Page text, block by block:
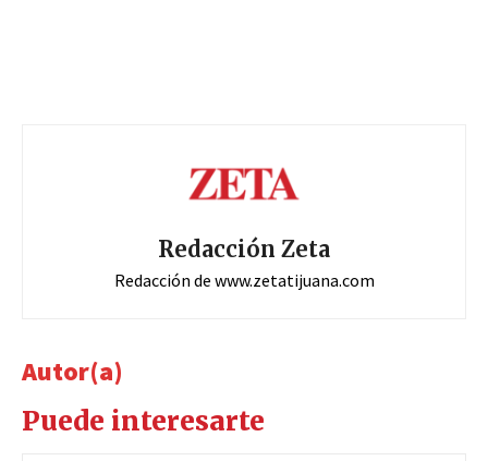
Redacción Zeta
Redacción de www.zetatijuana.com
Autor(a)
Puede interesarte